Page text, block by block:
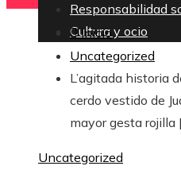
Responsabilidad
Cultura y ocio
Inicio
Uncategorized
L’agitada historia
cerdo vestido de
mayor gesta rojilla
Uncategorized